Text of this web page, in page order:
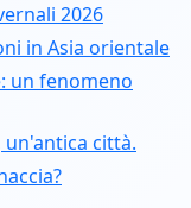
2026
in Asia orientale
un fenomeno
città.